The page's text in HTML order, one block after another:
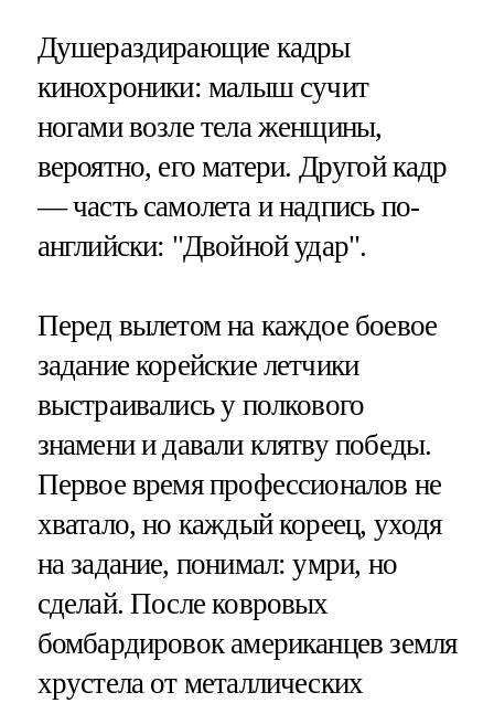
Душераздирающие кадры
кинохроники: малыш сучит
ногами возле тела женщины,
вероятно, его матери. Другой кадр
— часть самолета и надпись по-
английски: "Двойной удар".
Перед вылетом на каждое боевое
задание корейские летчики
выстраивались у полкового
знамени и давали клятву победы.
Первое время профессионалов не
хватало, но каждый кореец, уходя
на задание, понимал: умри, но
сделай. После ковровых
бомбардировок американцев земля
хрустела от металлических